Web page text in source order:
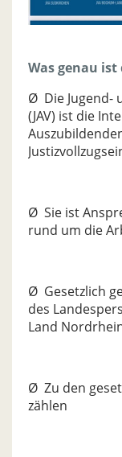
Was genau
Ø Die Jugend-
(JAV) ist die
Ø Sie ist
rund um die
Ø Gesetzlich
des
Land
Ø Zu den
zählen